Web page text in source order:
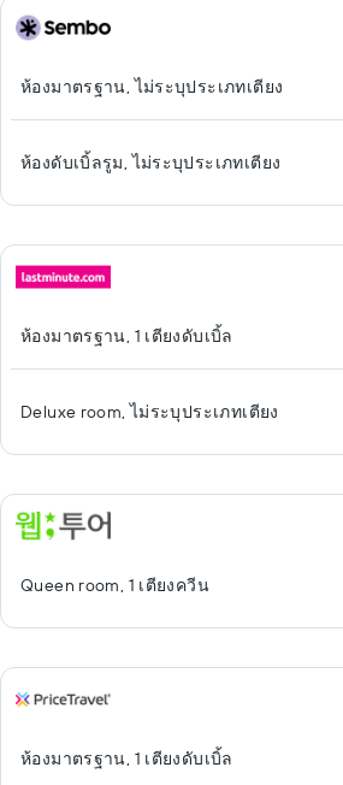
ห้องมาตรฐาน, ไม่ระบุประเภทเตียง
ห้องดับเบิ้ลรูม, ไม่ระบุประเภทเตียง
ห้องมาตรฐาน, 1 เตียงดับเบิ้ล
Deluxe room, ไม่ระบุประเภทเตียง
Queen room, 1 เตียงควีน
ห้องมาตรฐาน, 1 เตียงดับเบิ้ล